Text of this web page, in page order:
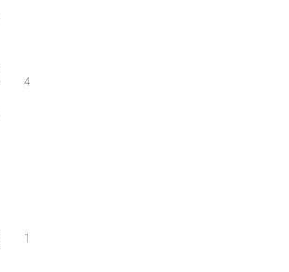
4
1